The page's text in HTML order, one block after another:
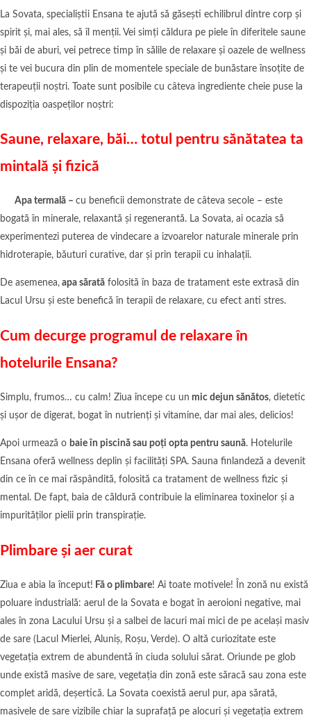
La Sovata, specialiștii Ensana te ajută să găsești echilibrul dintre corp și
spirit și, mai ales, să îl menții. Vei simți căldura pe piele în diferitele saune
și băi de aburi, vei petrece timp în sălile de relaxare și oazele de wellness
și te vei bucura din plin de momentele speciale de bunăstare însoțite de
terapeuții noștri. Toate sunt posibile cu câteva ingrediente cheie puse la
dispoziția oaspeților noștri:
Saune, relaxare, băi… totul pentru sănătatea ta
mintală și fizică
Apa termală – cu beneficii demonstrate de câteva secole – este
bogată în minerale, relaxantă și regenerantă. La Sovata, ai ocazia să
experimentezi puterea de vindecare a izvoarelor naturale minerale prin
hidroterapie, băuturi curative, dar și prin terapii cu inhalații.
De asemenea, apa sărată folosită în baza de tratament este extrasă din
Lacul Ursu și este benefică în terapii de relaxare, cu efect anti stres.
Cum decurge programul de relaxare în
hotelurile Ensana?
Simplu, frumos… cu calm! Ziua începe cu un mic dejun sănătos, dietetic
și ușor de digerat, bogat în nutrienți și vitamine, dar mai ales, delicios!
Apoi urmează o baie în piscină sau poți opta pentru saună. Hotelurile
Ensana oferă wellness deplin și facilități SPA. Sauna finlandeză a devenit
din ce în ce mai răspândită, folosită ca tratament de wellness fizic și
mental. De fapt, baia de căldură contribuie la eliminarea toxinelor și a
impurităților pielii prin transpirație.
Plimbare și aer curat
Ziua e abia la început! Fă o plimbare! Ai toate motivele! În zonă nu există
poluare industrială: aerul de la Sovata e bogat în aeroioni negative, mai
ales în zona Lacului Ursu și a salbei de lacuri mai mici de pe același masiv
de sare (Lacul Mierlei, Aluniș, Roșu, Verde). O altă curiozitate este
vegetația extrem de abundentă în ciuda solului sărat. Oriunde pe glob
unde există masive de sare, vegetația din zonă este săracă sau zona este
complet aridă, deșertică. La Sovata coexistă aerul pur, apa sărată,
masivele de sare vizibile chiar la suprafață pe alocuri și vegetația extrem